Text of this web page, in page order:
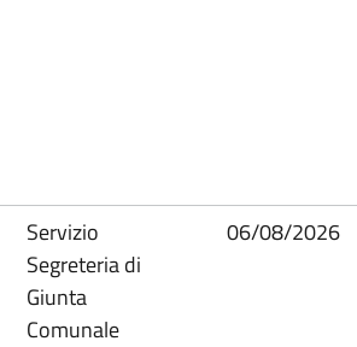
Servizio
Segreteria di
Giunta
Comunale
06/08/2026